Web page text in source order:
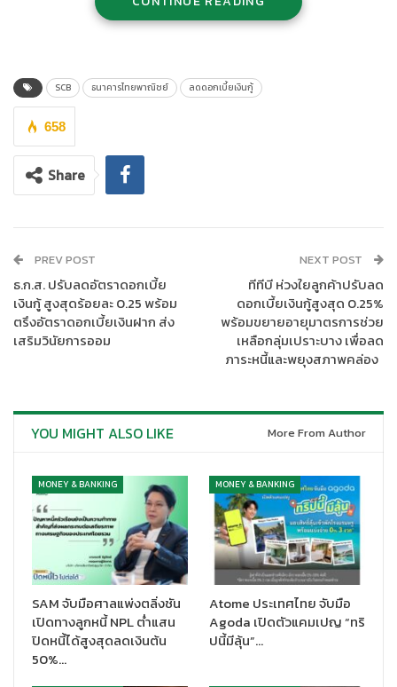
นายกฤษณ์ จันทโนทก ประธานเจ้าหน้าที่บริหาร ธนาคารไทยพาณิชย์
จำกัด (มหาชน)
กล่าวว่า ภาพรวมเศรษฐกิจไทยในปีนี้มีแนวโน้มขยาย
ตัวไม่สูงนักใกล้เคียงกับที่ธนาคารแห่งประเทศไทยประเมินไว้และอัตรา
เงินเฟ้อคาดว่าจะกลับเข้าสู่กรอบเป้าหมายภายในสิ้นปี ทั้งนี้เพื่อตอบ
สนองต่อการปรับลดอัตราดอกเบี้ยของ กนง. ธนาคารไทยพาณิชย์จึง
ได้พิจารณาปรับลดอัตราดอกเบี้ยเงินกู้สูงสุด 0.25% ต่อปี เพื่อช่วย
บรรเทาภาระหนี้ของลูกค้ารายย่อยและผู้ประกอบการภาคธุรกิจ โดย
ปรับลดอัตราดอกเบี้ยเงินกู้ลูกค้ารายใหญ่ชั้นดี ประเภทเงินเบิกเกิน
บัญชี (Minimum Overdraft Rate) จากปัจจุบันอยู่ที่ 7.575% เป็น
SCB ธนาคารไทยพาณิชย์ ลดดอกเบี้ยเงินกู้
658
Share
PREV POST
ธ.ก.ส. ปรับลดอัตราดอกเบี้ย
เงินกู้ สูงสุดร้อยละ 0.25 พร้อม
ตรึงอัตราดอกเบี้ยเงินฝาก ส่ง
เสริมวินัยการออม
NEXT POST
ทีทีบี ห่วงใยลูกค้าปรับลด
ดอกเบี้ยเงินกู้สูงสุด 0.25%
พร้อมขยายอายุมาตรการช่วย
เหลือกลุ่มเปราะบาง เพื่อลด
ภาระหนี้และพยุงสภาพคล่อง
YOU MIGHT ALSO LIKE More From Author
MONEY & BANKING
SAM จับมือศาลแพ่งตลิ่งชัน
เปิดทางลูกหนี้ NPL ต่ำแสน
ปิดหนี้ได้สูงสุดลดเงินต้น
50%…
MONEY & BANKING
Atome ประเทศไทย จับมือ
Agoda เปิดตัวแคมเปญ “ทริ
ปนี้มีลุ้น”…